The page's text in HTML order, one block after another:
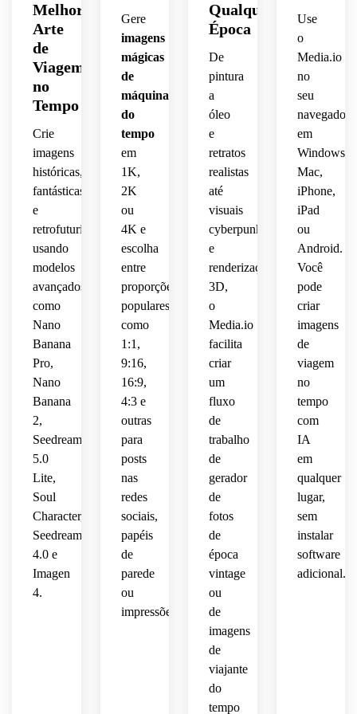
realismo
de
pintura
a
qualidade
ultra
nítida
em
cinematográficos,
composição
refinada,
acabamento
detalhado
resolução.
composição
realismo
épica
e
editorial
premium
em
4k.
luz
suave
janela,
pinceladas
de
de
museu,
roupas
inspiradas
período,
textura
sutil
de
tela
envelhecida,
profundidade
elegante
de
fundo,
atmosfera
autêntica
de
arte
fina,
detalhes
quentes
bronze,
ficção
científica
fundo
dramática,
materiais
aventureiro,
realismo
retrofuturista
altamente
iluminação
dramática,
composição
pôster
cinematográfico,
energética,
acabamento
alta
geométricos,
brilhante
de
prata,
e
elétrico,
realismo
polido,
olhando
frente,
superfícies
composição
premium
alta
elétrica
dourada,
painéis
metálicos
reflexivos,
atmosfera
imersiva
de
ficção
científica,
intensa
e
focada,
detalhes
camadas,
perspectiva
dinâmica,
Melhor
Arte
de
Viagem
no
Tempo
Crie
imagens
históricas,
fantásticas
e
retrofuturistas
usando
modelos
avançados
como
Nano
Banana
Pro,
Nano
Banana
2,
Seedream
5.0
Lite,
Soul
Character,
Seedream
4.0 e
Imagen
4.
Gere
imagens
mágicas
de
máquina
do
tempo
em
1K,
2K
ou
4K e
escolha
entre
proporções
populares
como
1:1,
9:16,
16:9,
4:3 e
outras
para
posts
nas
redes
sociais,
papéis
de
parede
ou
impressões.
Qualquer
Época
De
pintura
a
óleo
e
retratos
realistas
até
visuais
cyberpunk
e
renderização
3D,
o
Media.io
facilita
criar
um
fluxo
de
trabalho
de
gerador
de
fotos
de
época
vintage
ou
de
imagens
de
viajante
do
tempo
Use
o
Media.io
no
seu
navegador
em
Windows,
Mac,
iPhone,
iPad
ou
Android.
Você
pode
criar
imagens
de
viagem
no
tempo
com
IA
em
qualquer
lugar,
sem
instalar
software
adicional.